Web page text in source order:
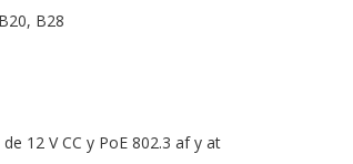
B28
12 V CC y PoE 802.3 af y at